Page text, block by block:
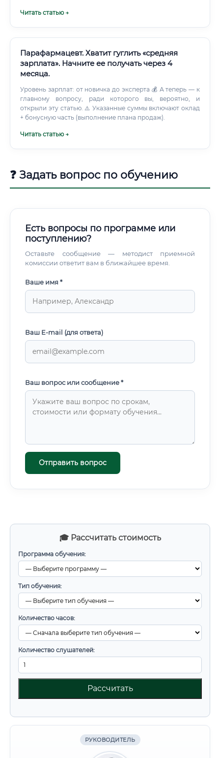
🎓 Рассчитать стоимость
Программа обучения:
Тип обучения:
Количество часов:
Количество слушателей:
Рассчитать
РУКОВОДИТЕЛЬ
женщины и человека с заболеваниями потребности
Читать статью →
Парафармацевт. Хватит гуглить «средняя
зарплата». Начните ее получать через 4
месяца.
Уровень зарплат: от новичка до эксперта 💰 А теперь — к
главному вопросу, ради которого вы, вероятно, и
открыли эту статью. ⚠️ Указанные суммы включают оклад
+ бонусную часть (выполнение плана продаж).
Читать статью →
❓ Задать вопрос по обучению
Есть вопросы по программе или
поступлению?
Оставьте сообщение — методист приемной
комиссии ответит вам в ближайшее время.
Ваше имя *
Ваш E-mail (для ответа)
Ваш вопрос или сообщение *
Отправить вопрос